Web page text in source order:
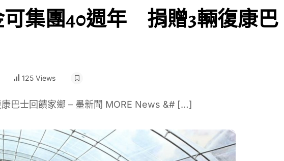
集團40週年 捐贈3輛復康巴
125 Views
巴士回饋家鄉 – 墨新聞 MORE News &# […]